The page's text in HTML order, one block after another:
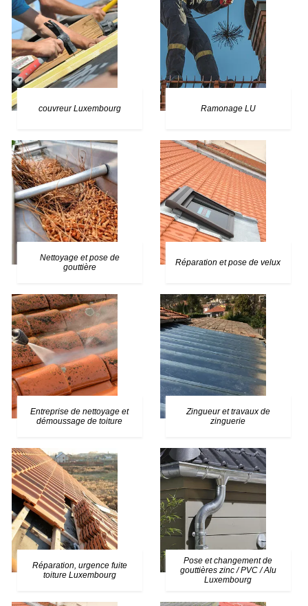
couvreur Luxembourg Ramonage LU
Nettoyage et pose de
gouttière
Réparation et pose de velux
Entreprise de nettoyage et
démoussage de toiture
Zingueur et travaux de
zinguerie
Réparation, urgence fuite
toiture Luxembourg
Pose et changement de
gouttières zinc / PVC / Alu
Luxembourg